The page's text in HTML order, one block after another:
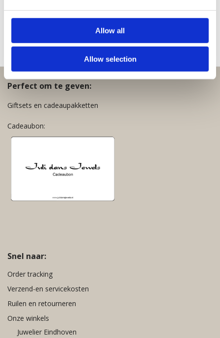
Allow all
Allow selection
39,95 €39,95 €39,95
Perfect om te geven:
Giftsets en cadeaupakketten
Cadeaubon:
Snel naar:
Order tracking
Verzend-en servicekosten
Ruilen en retourneren
Onze winkels
Juwelier Eindhoven